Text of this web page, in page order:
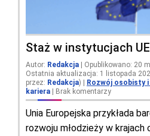
Staż w instytucjach UE
Autor: Redakcja | Opublikowano: 20
Ostatnia aktualizacja: 1 listopada
przez: Redakcja) | Rozwój osobisty
kariera | Brak komentarzy
Unia Europejska przykłada
rozwoju młodzieży w krajach